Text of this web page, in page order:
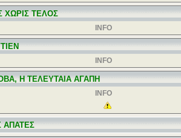
ΧΩΡΙΣ ΤΕΛΟΣ
INFO
INFO
Η ΤΕΛΕΥΤΑΙΑ ΑΓΑΠΗ
INFO
ΑΠΑΤΕΣ